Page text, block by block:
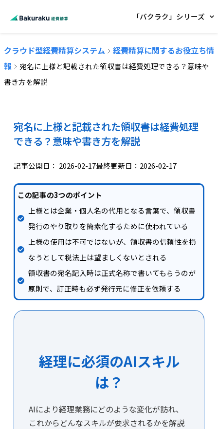
「バクラク」シリーズ
クラウド型経費精算システム
経費精算に関するお役立ち情
報
宛名に上様と記載された領収書は経費処理できる？意味や
書き方を解説
宛名に上様と記載された領収書は経費処理
できる？意味や書き方を解説
記事公開日： 2026-02-17最終更新日：2026-02-17
この記事の3つのポイント
上様とは企業・個人名の代用となる言葉で、領収書
発行のやり取りを簡素化するために使われている
上様の使用は不可ではないが、領収書の信頼性を損
なうとして税法上は望ましくないとされる
領収書の宛名記入時は正式名称で書いてもらうのが
原則で、訂正時も必ず発行元に修正を依頼する
経理に必須のAIスキル
は？
AIにより経理業務にどのような変化が訪れ、
これからどんなスキルが要求されるかを解説